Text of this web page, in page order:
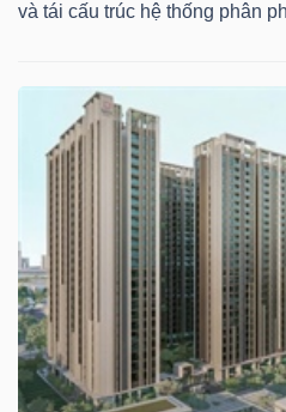
và tái cấu trúc hệ thống phân